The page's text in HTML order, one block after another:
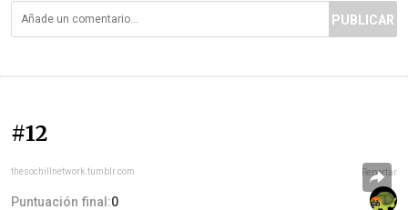
PUBLICAR
#12
thesochillnetwork.tumblr.com Reportar
Puntuación final:0